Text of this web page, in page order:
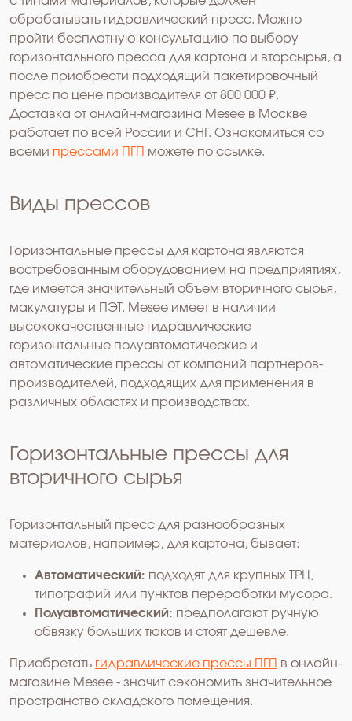
обрабатывать гидравлический пресс. Можно
пройти бесплатную консультацию по выбору
горизонтального пресса для картона и вторсырья, а
после приобрести подходящий пакетировочный
пресс по цене производителя от 800 000 ₽.
Доставка от онлайн-магазина Mesee в Москве
работает по всей России и СНГ. Ознакомиться со
всеми прессами ПГП можете по ссылке.
Виды прессов
Горизонтальные прессы для картона являются
востребованным оборудованием на предприятиях,
где имеется значительный объем вторичного сырья,
макулатуры и ПЭТ. Mesee имеет в наличии
высококачественные гидравлические
горизонтальные полуавтоматические и
автоматические прессы от компаний партнеров-
производителей, подходящих для применения в
различных областях и производствах.
Горизонтальные прессы для
вторичного сырья
Горизонтальный пресс для разнообразных
материалов, например, для картона, бывает:
Автоматический: подходят для крупных ТРЦ,
типографий или пунктов переработки мусора.
Полуавтоматический: предполагают ручную
обвязку больших тюков и стоят дешевле.
Приобретать гидравлические прессы ПГП
в онлайн-
магазине Mesee - значит сэкономить значительное
пространство складского помещения.